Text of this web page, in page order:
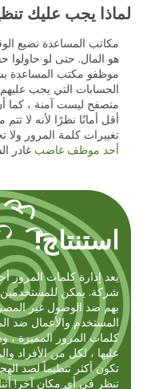
لماذا يجب عليك
مكاتب المساعدة تضيع
هو المال. حتى لو حاولوا
موظفو مكتب المساعدة
الحسابات التي يجب عليهم
متصفح ليست آمنة ، كما
أقل أمانًا نظرًا لأنه لا
تغييرات كلمة المرور
أحد موظف غاضب غادر
استنتاج!
يعد إدارة كلمات المرور
شركة. يمكن
بهم ضد الوصول غير
المستخدم والأعمال ضد
كلمات المرور المميزة ،
عليها ، لكل من الأفراد
تكون أكثر تنظيماً لصد
تنظر في أي مكان آخر!